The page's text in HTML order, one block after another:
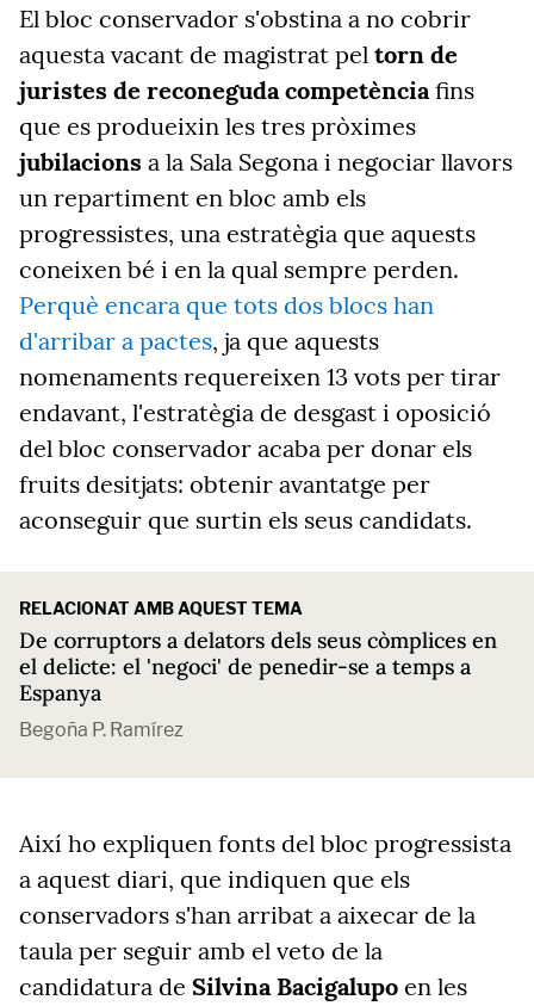
El bloc conservador s'obstina a no cobrir
aquesta vacant de magistrat pel torn de
juristes de reconeguda competènciafins
que es produeixin les tres pròximes
jubilacions a la Sala Segona i negociar llavors
un repartiment en bloc amb els
progressistes, una estratègia que aquests
coneixen bé i en la qual sempre perden.
Perquè encara que tots dos blocs han
d'arribar a pactes, ja que aquests
nomenaments requereixen 13 vots per tirar
endavant, l'estratègia de desgast i oposició
del bloc conservador acaba per donar els
fruits desitjats: obtenir avantatge per
aconseguir que surtin els seus candidats.
RELACIONAT AMB AQUEST TEMA
De corruptors a delators dels seus còmplices en
el delicte: el 'negoci' de penedir-se a temps a
Espanya
Begoña P. Ramírez
Així ho expliquen fonts del bloc progressista
a aquest diari, que indiquen que els
conservadors s'han arribat a aixecar de la
taula per seguir amb el veto de la
candidatura de Silvina Bacigalupo en les